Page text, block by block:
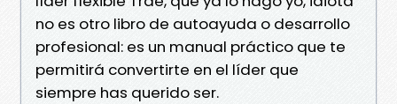
no es otro libro de autoayuda o desarrollo
profesional: es un manual práctico que te
permitirá convertirte en el líder que
siempre has querido ser.